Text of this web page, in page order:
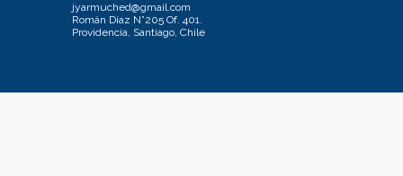
jyarmuched@gmail.com
Román Díaz N°205 Of. 401.
Providencia, Santiago, Chile